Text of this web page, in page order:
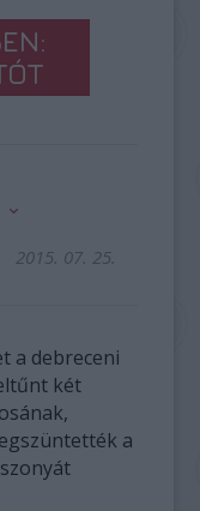
2015. 07. 25.
a debreceni
két
a